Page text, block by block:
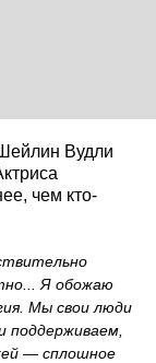
Вудли
чем кто-
Я обожаю
Мы свои люди
поддерживаем,
— сплошное